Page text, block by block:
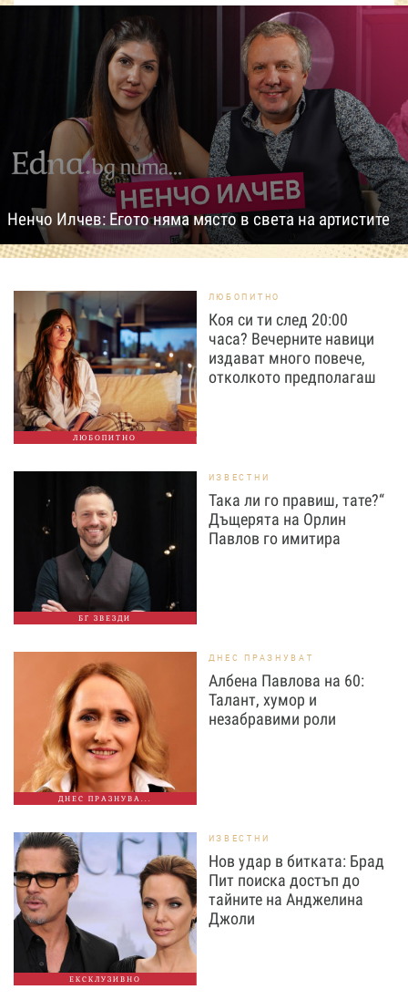
Ненчо Илчев: Егото няма място в света на артистите
ЛЮБОПИТНО
ЛЮБОПИТНО
Коя си ти след 20:00
часа? Вечерните навици
издават много повече,
отколкото предполагаш
БГ ЗВЕЗДИ
ИЗВЕСТНИ
Така ли го правиш, тате?“
Дъщерята на Орлин
Павлов го имитира
ДНЕС ПРАЗНУВА...
ДНЕС ПРАЗНУВАТ
Албена Павлова на 60:
Талант, хумор и
незабравими роли
ЕКСКЛУЗИВНО
ИЗВЕСТНИ
Нов удар в битката: Брад
Пит поиска достъп до
тайните на Анджелина
Джоли